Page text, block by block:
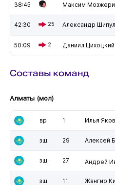
38:45 Максим
42:30 25 Александр
50:09 2 Даниил Цихоцкий
Составы команд
Алматы (мол)
вр 1 Илья
зщ 29 Алексей
зщ 27 Андрей
зщ 11 Жангир